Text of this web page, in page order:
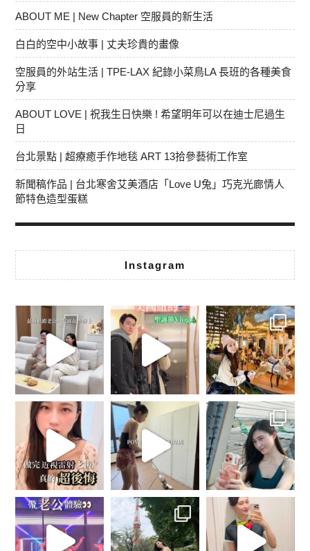
ABOUT ME | New Chapter 空服員的新生活
白白的空中小故事 | 丈夫珍貴的畫像
空服員的外站生活 | TPE-LAX 紀錄小菜鳥LA 長班的各種美食
分享
ABOUT LOVE | 祝我生日快樂 ! 希望明年可以在迪士尼過生
日
台北景點 | 超療癒手作地毯 ART 13拾參藝術工作室
新聞稿作品 | 台北寒舍艾美酒店「Love U兔」巧克光廊情人
節特色造型蛋糕
Instagram